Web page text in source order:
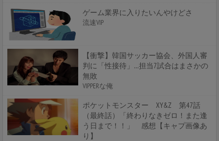
ゲーム業界に入りたいんやけどさ
流速VIP
【衝撃】韓国サッカー協会、外国人審
判に「性接待」…担当7試合はまさかの
無敗
VIPPERな俺
ポケットモンスター XY&Z 第47話
（最終話）「終わりなきゼロ！また逢
う日まで！！」 感想【キャプ画像あ
り】